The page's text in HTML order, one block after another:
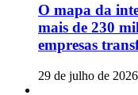
O mapa da
mais de 230
empresas
29 de julho de 2026